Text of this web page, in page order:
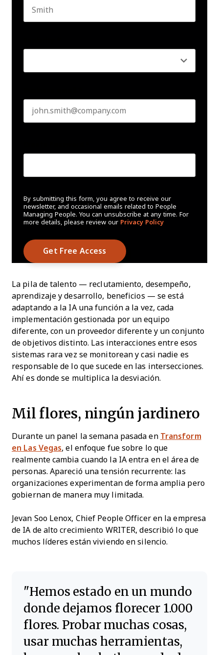
By submitting this form, you agree to receive our
newsletter, and occasional emails related to People
Managing People. You can unsubscribe at any time. For
more details, please review our Privacy Policy
La pila de talento — reclutamiento, desempeño,
aprendizaje y desarrollo, beneficios — se está
adaptando a la IA una función a la vez, cada
implementación gestionada por un equipo
diferente, con un proveedor diferente y un conjunto
de objetivos distinto. Las interacciones entre esos
sistemas rara vez se monitorean y casi nadie es
responsable de lo que sucede en las intersecciones.
Ahí es donde se multiplica la desviación.
Mil flores, ningún jardinero
Durante un panel la semana pasada en Transform
en Las Vegas, el enfoque fue sobre lo que
realmente cambia cuando la IA entra en el área de
personas. Apareció una tensión recurrente: las
organizaciones experimentan de forma amplia pero
gobiernan de manera muy limitada.
Jevan Soo Lenox, Chief People Officer en la empresa
de IA de alto crecimiento WRITER, describió lo que
muchos líderes están viviendo en silencio.
Hemos estado en un mundo
donde dejamos florecer 1.000
flores. Probar muchas cosas,
usar muchas herramientas,